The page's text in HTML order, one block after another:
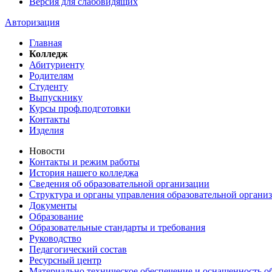
Авторизация
Главная
Колледж
Абитуриенту
Родителям
Студенту
Выпускнику
Курсы проф.подготовки
Контакты
Изделия
Новости
Контакты и режим работы
История нашего колледжа
Сведения об образовательной организации
Структура и органы управления образовательной
Документы
Образование
Образовательные стандарты и требования
Руководство
Педагогический состав
Ресурсный центр